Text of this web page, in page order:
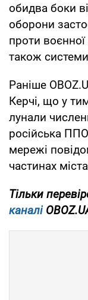
обидва боки
оборони
проти воєнної
також
Раніше
Керчі, що у
лунали
російська
мережі
частинах
Тільки
каналі